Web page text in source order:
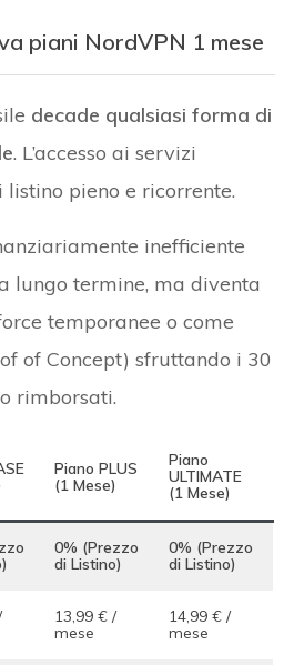
piani NordVPN 1 mese
decade qualsiasi forma di
. L’accesso ai servizi
pieno e ricorrente.
inefficiente
lungo termine, ma diventa
temporanee o come
of Concept) sfruttando i 30
rimborsati.
Piano PLUS
(1 Mese)
Piano
ULTIMATE
(1 Mese)
0% (Prezzo
di Listino)
0% (Prezzo
di Listino)
13,99 € /
mese
14,99 € /
mese